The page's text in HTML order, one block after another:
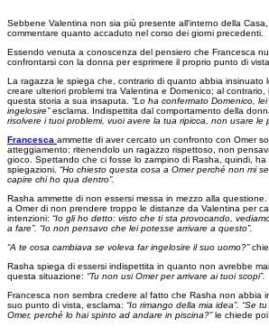
Sebbene Valentina non sia più presente all'interno della
commentare quanto accaduto nel corso dei giorni precedenti.
Essendo venuta a conoscenza del pensiero che Francesca
confrontarsi con la donna per esprimere il proprio punto di
La ragazza le spiega che, contrario di quanto abbia insinuato
creare ulteriori problemi tra Valentina e Domenico; al
questa storia a sua insaputa. “Lo ha confermato Domenico,
ingelosire”esclama. Indispettita dal comportamento della
risolvere i tuoi problemi, vuoi avere la tua ripicca, non usare le
Francesca ammette di aver cercato un confronto con Omer
atteggiamento: ritenendolo un ragazzo rispettoso, non
gioco. Spettando che ci fosse lo zampino di Rasha, quindi, ha
spiegazioni. “Ho chiesto questa cosa a Omer perché non mi
capire chi ho qua dentro”.
Rasha ammette di non essersi messa in mezzo alla
a Omer di non prendere troppo le distanze da Valentina per
intenzioni: “Io gli ho detto: visto che ti sta provocando,
a fare”. “Io non pensavo che lei potesse arrivare a questo”.
“A te cosa cambiava se voleva far ingelosire il suo uomo?”
Rasha spiega di essersi indispettita in quanto non avrebbe
questa situazione: “Tu non usi Omer per arrivare ai tuoi scopi”.
Francesca non sembra credere al fatto che Rasha non abbia
suo punto di vista, esclama: “Io rimango della mia idea”. “Se
Omer, perché lo hai spinto ad andare in piscina?”le chiede poi.